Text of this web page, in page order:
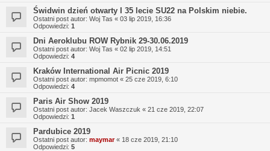
Świdwin dzień otwarty I 35 lecie SU22 na Polskim niebie.
Ostatni post autor: Woj Tas « 03 lip 2019, 16:36
Odpowiedzi: 1
Dni Aeroklubu ROW Rybnik 29-30.06.2019
Ostatni post autor: Woj Tas « 02 lip 2019, 14:51
Odpowiedzi: 4
Kraków International Air Picnic 2019
Ostatni post autor: mpmomot « 25 cze 2019, 6:10
Odpowiedzi: 4
Paris Air Show 2019
Ostatni post autor: Jacek Waszczuk « 21 cze 2019, 22:07
Odpowiedzi: 1
Pardubice 2019
Ostatni post autor: maymar« 18 cze 2019, 21:10
Odpowiedzi: 5